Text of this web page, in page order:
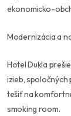
ekonomicko-
Modernizácia a
Hotel Dukla
izieb, spoločných
tešiť na
smoking room.